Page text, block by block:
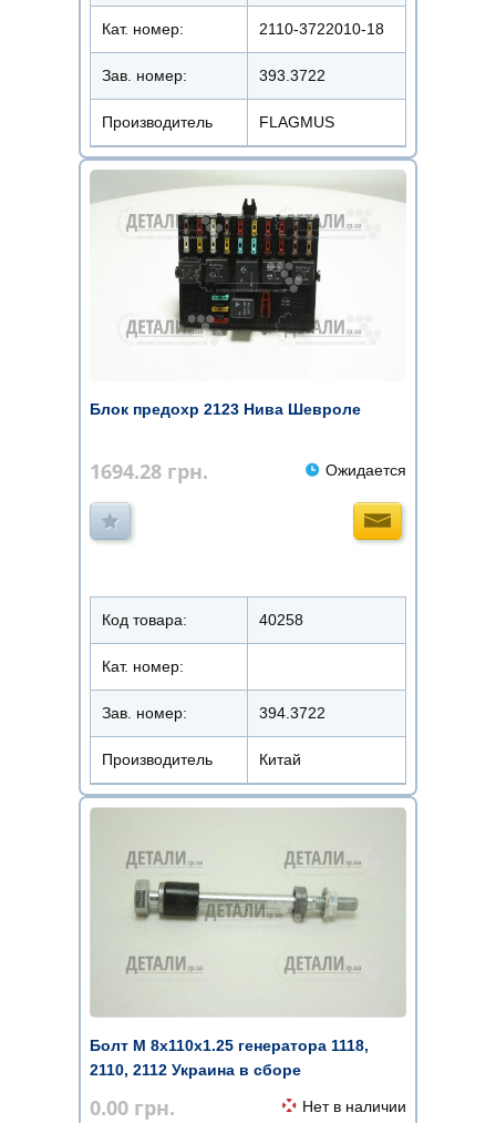
Кат. номер: 2110-3722010-18
Зав. номер: 393.3722
Производитель FLAGMUS
Блок предохр 2123 Нива Шевроле
1694.28 грн. Ожидается
Код товара: 40258
Кат. номер:
Зав. номер: 394.3722
Производитель Китай
Болт М 8х110х1.25 генератора 1118,
2110, 2112 Украина в сборе
0.00 грн. Нет в наличии